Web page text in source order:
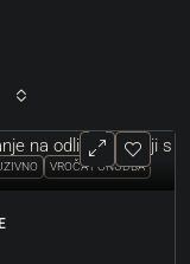
VROČA PONUDBA